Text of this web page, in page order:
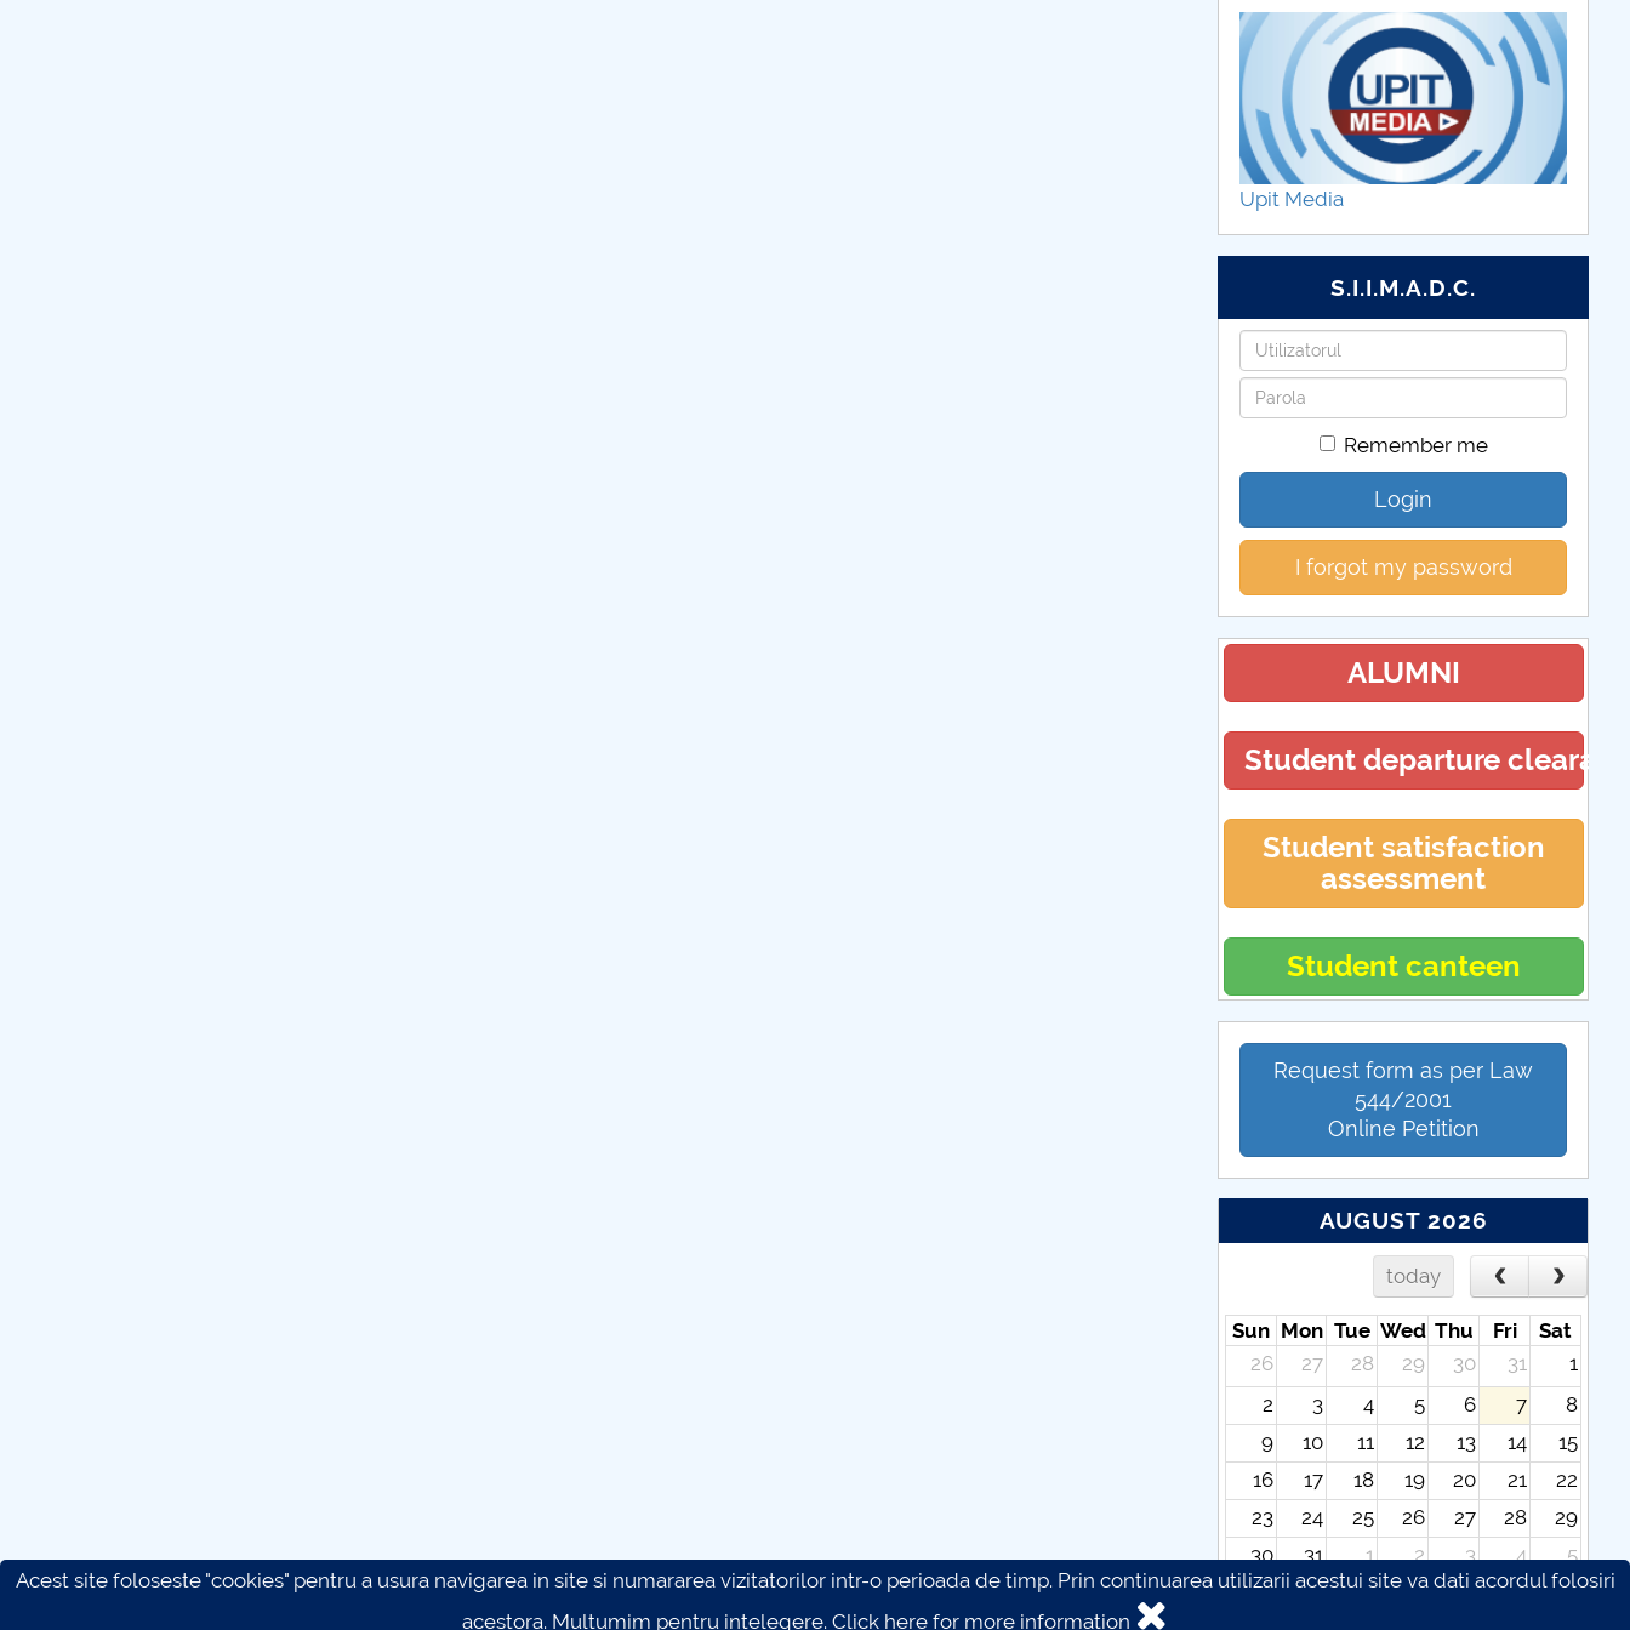
Upit Media
S.I.I.M.A.D.C.
Username
Password
Remember me
Login
I forgot my password
ALUMNI
Student departure
Student satisfaction
assessment
Student canteen
Request form as per Law
544/2001
Online Petition
AUGUST 2026
today
Sun Mon Tue Wed Thu Fri
Sat
26
27 28 29 30 31
1
2
3 4 5 6 7
8
9
10 11 12 13 14
15
16
17 18 19 20 21
22
23
24 25 26 27 28
29
30
31 1 2 3 4
5
Acest site foloseste "cookies" pentru a usura navigarea in site si numararea vizitatorilor intr-o perioada de timp. Prin continuarea utilizarii acestui site va dati acordul folosiri
acestora. Multumim pentru intelegere. Click here for more information